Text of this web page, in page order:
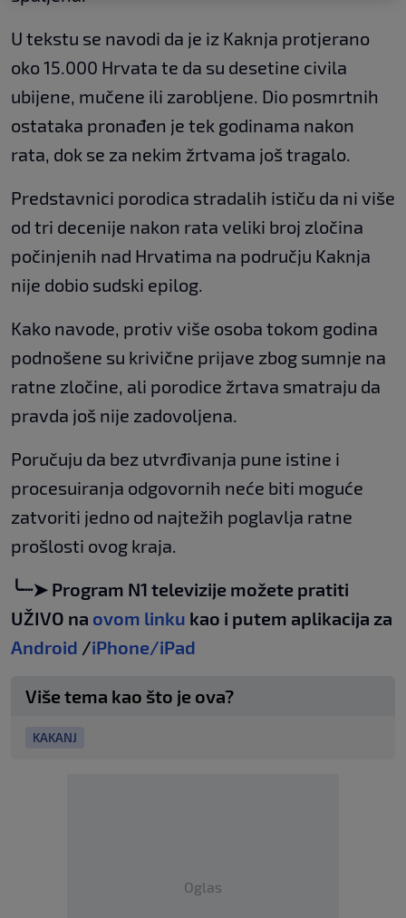
U tekstu se navodi da je iz Kaknja protjerano
oko 15.000 Hrvata te da su desetine civila
ubijene, mučene ili zarobljene. Dio posmrtnih
ostataka pronađen je tek godinama nakon
rata, dok se za nekim žrtvama još tragalo.
Predstavnici porodica stradalih ističu da ni više
od tri decenije nakon rata veliki broj zločina
počinjenih nad Hrvatima na području Kaknja
nije dobio sudski epilog.
Kako navode, protiv više osoba tokom godina
podnošene su krivične prijave zbog sumnje na
ratne zločine, ali porodice žrtava smatraju da
pravda još nije zadovoljena.
Poručuju da bez utvrđivanja pune istine i
procesuiranja odgovornih neće biti moguće
zatvoriti jedno od najtežih poglavlja ratne
prošlosti ovog kraja.
╰┈➤ Program N1 televizije možete pratiti
UŽIVO na ovom linku kao i putem aplikacija za
Android /iPhone/iPad
Više tema kao što je ova?
KAKANJ
Oglas